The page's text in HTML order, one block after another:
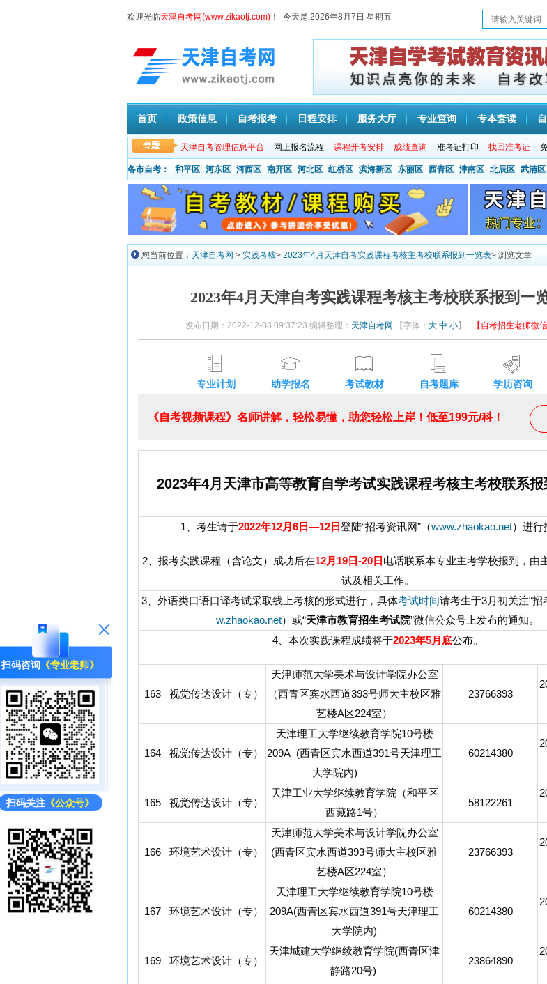
扫码咨询 《专业老师》
扫码关注 《公众号》
欢迎光临天津自考网(www.zikaotj.com) ！ 今天是:2026年8月7日 星期五
首页 政策信息 自考报考 日程安排 服务大厅 专业查询 专本套读
天津自考管理信息平台 网上报名流程 课程开考安排 成绩查询 准考证打印 找回准考证
各市自考： 和平区 河东区 河西区 南开区 河北区 红桥区 滨海新区 东丽区 西青区 津南区 北辰区 武清区
您当前位置： 天津自考网 > 实践考核> 2023年4月天津自考实践课程考核主考校联系报到一览表> 浏览文章
2023年4月天津自考实践课程考核主考校联系报到一
发布日期：2022-12-08 09:37:23 编辑整理： 天津自考网 【字体： 大 中 小】 【自考招生老师微信
专业计划 助学报名 考试教材 自考题库 学历咨询
《自考视频课程》名师讲解，轻松易懂，助您轻松上岸！低至199元/科！
2023年4月天津市高等教育自学考试实践课程考核主考校联系
1、考生请于2022年12月6日—12日登陆“招考资讯网”（www.zhaokao.net）进行
2、报考实践课程（含论文）成功后在12月19日-20日 电话联系本专业主考学校报到，由
试及相关工作。
3、外语类口语口译考试采取线上考核的形式进行，具体考试时间请考生于3月初关注“招
w.zhaokao.net）或“天津市教育招生考试院”微信公众号上发布的通知。
4、本次实践课程成绩将于2023年5月底公布。
163 视觉传达设计（专）
天津师范大学美术与设计学院办公室
（西青区宾水西道393号师大主校区雅
艺楼A区224室）
23766393
164 视觉传达设计（专）
天津理工大学继续教育学院10号楼
209A (西青区宾水西道391号天津理工
大学院内)
60214380
165 视觉传达设计（专）
天津工业大学继续教育学院（和平区
西藏路1号）
58122261
166 环境艺术设计（专）
天津师范大学美术与设计学院办公室
(西青区宾水西道393号师大主校区雅
艺楼A区224室）
23766393
167 环境艺术设计（专）
天津理工大学继续教育学院10号楼
209A(西青区宾水西道391号天津理工
大学院内)
60214380
169 环境艺术设计（专）
天津城建大学继续教育学院(西青区津
静路20号)
23864890